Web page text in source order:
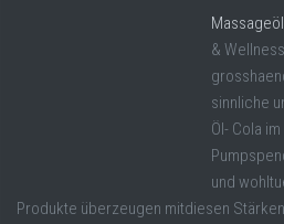
&
sinnliche
Öl- Cola
und
Produkte überzeugen mitdiesen